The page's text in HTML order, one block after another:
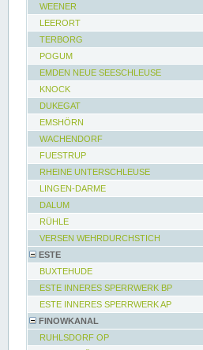
WEENER
LEERORT
TERBORG
POGUM
EMDEN NEUE SEESCHLEUSE
KNOCK
DUKEGAT
EMSHÖRN
WACHENDORF
FUESTRUP
RHEINE UNTERSCHLEUSE
LINGEN-DARME
DALUM
RÜHLE
VERSEN WEHRDURCHSTICH
ESTE
BUXTEHUDE
ESTE INNERES SPERRWERK BP
ESTE INNERES SPERRWERK AP
FINOWKANAL
RUHLSDORF OP